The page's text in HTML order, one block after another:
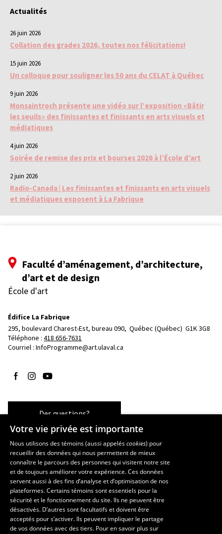
Actualités
26 juin 2026
Collation des grades 2026, toutes nos félicitations!
15 juin 2026
Un colloque pour souligner les 50 ans du CELAT à Québec
9 juin 2026
Monsaintroch présente une vidéo sur l’exposition «Bâtir
les seuils» des finissantes et finissants en arts visuels et
médiatiques
4 juin 2026
Soirée de remise des prix et bourses 2026 à l’École d’art
2 juin 2026
Radio-Canada | Les finissantes et finissants en arts visuels
et médiatiques exposent à La Fabrique
Faculté d’aménagement, d’architecture,
d’art et de design
École d'art
Édifice La Fabrique
295, boulevard Charest-Est, bureau 090, Québec (Québec)  G1K 3G8
Téléphone : 418 656-7631
Courriel : InfoProgramme@art.ulaval.ca
Suivez-nous sur Facebook
Suivez-nous sur Instagram
Suivez-nous sur YouTube
Des questions?
Les écoles et la recherche
École supérieure d’aménagement du territoire et de développement
régional
École d’architecture
École de design
Centre de recherche en aménagement et développement
Votre vie privée est importante
Nous utilisons des témoins (aussi appeléscookies) pour
recueillir des données qui nous permettent de mieux
connaître le parcours des personnes qui visitent notre site
et de toujours améliorer votre expérience. Ces données
servent aussi à des fins d’analyse et d’optimisation de nos
plateformes. Certains témoins sont essentiels pour la
sécurité et le fonctionnement du site. Ils ne peuvent être
désactivés. D’autres sont facultatifs et doivent être
acceptés pour s’activer. Ils peuvent impliquer le partage
de vos données avec des tiers. Pour en savoir plus sur